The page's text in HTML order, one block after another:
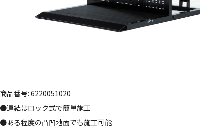
商品番号: 6220051020
●連結はロック式で簡単施工
●ある程度の凸凹地面でも施工可能